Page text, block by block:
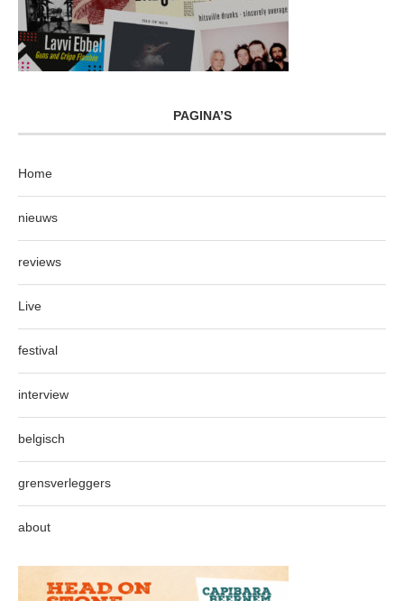
PAGINA’S
Home
nieuws
reviews
Live
festival
interview
belgisch
grensverleggers
about